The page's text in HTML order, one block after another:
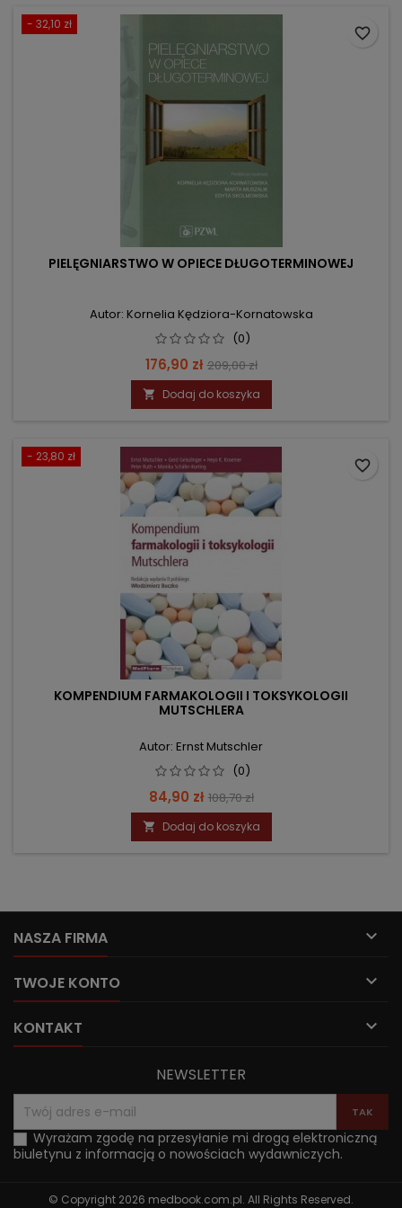
- 32,10 zł
PIELĘGNIARSTWO W OPIECE DŁUGOTERMINOWEJ
Autor: Kornelia Kędziora-Kornatowska
(0)
Cena
176,90 zł Cena
podstawowa
209,00 zł
 Dodaj do koszyka
favorite_border
- 23,80 zł
KOMPENDIUM FARMAKOLOGII I TOKSYKOLOGII
MUTSCHLERA
Autor: Ernst Mutschler
(0)
Cena
84,90 zł Cena
podstawowa
108,70 zł
 Dodaj do koszyka
favorite_border
NASZA FIRMA 
TWOJE KONTO 
KONTAKT 
NEWSLETTER
Wyrażam zgodę na przesyłanie mi drogą elektroniczną
biuletynu z informacją o nowościach wydawniczych.
© Copyright 2026 medbook.com.pl. All Rights Reserved.